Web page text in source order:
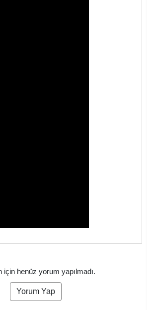
için henüz yorum yapılmadı.
Yorum Yap